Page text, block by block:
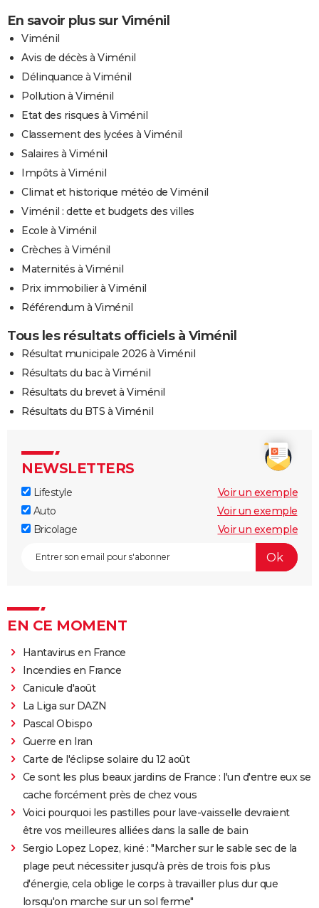
En savoir plus sur Viménil
Viménil
Avis de décès à Viménil
Délinquance à Viménil
Pollution à Viménil
Etat des risques à Viménil
Classement des lycées à Viménil
Salaires à Viménil
Impôts à Viménil
Climat et historique météo de Viménil
Viménil : dette et budgets des villes
Ecole à Viménil
Crèches à Viménil
Maternités à Viménil
Prix immobilier à Viménil
Référendum à Viménil
Tous les résultats officiels à Viménil
Résultat municipale 2026 à Viménil
Résultats du bac à Viménil
Résultats du brevet à Viménil
Résultats du BTS à Viménil
NEWSLETTERS
Lifestyle
Voir un exemple
Auto
Voir un exemple
Bricolage
Voir un exemple
EN CE MOMENT
Hantavirus en France
Incendies en France
Canicule d'août
La Liga sur DAZN
Pascal Obispo
Guerre en Iran
Carte de l'éclipse solaire du 12 août
Ce sont les plus beaux jardins de France : l'un d'entre eux se
cache forcément près de chez vous
Voici pourquoi les pastilles pour lave-vaisselle devraient
être vos meilleures alliées dans la salle de bain
Sergio Lopez Lopez, kiné : "Marcher sur le sable sec de la
plage peut nécessiter jusqu'à près de trois fois plus
d'énergie, cela oblige le corps à travailler plus dur que
lorsqu'on marche sur un sol ferme"